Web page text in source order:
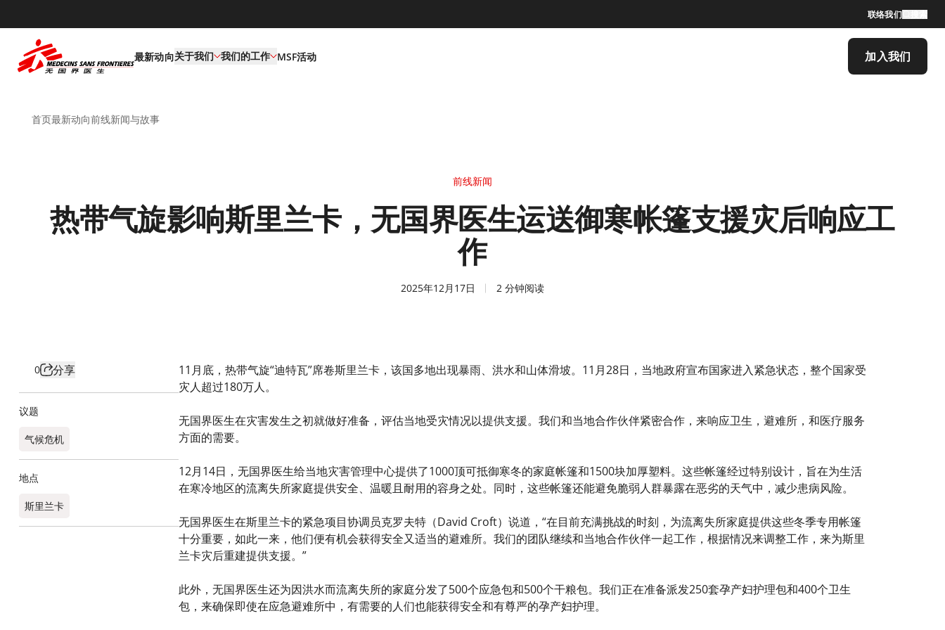
联络我们
最新动向关于我们 我们的工作 MSF活动 加入我们
首页最新动向前线新闻与故事
前线新闻
热带气旋影响斯里兰卡，无国界医生运送御寒帐篷支援灾后响应工
作
2025年12月17日 2 分钟阅读
0 分享
议题
气候危机
地点
斯里兰卡
11月底，热带气旋“迪特瓦”席卷斯里兰卡，该国多地出现暴雨、洪水和山体滑坡。11月28日，当地政府宣布国家进入紧急状态，整个国家受
灾人超过180万人。
无国界医生在灾害发生之初就做好准备，评估当地受灾情况以提供支援。我们和当地合作伙伴紧密合作，来响应卫生，避难所，和医疗服务
方面的需要。
12月14日，无国界医生给当地灾害管理中心提供了1000顶可抵御寒冬的家庭帐篷和1500块加厚塑料。这些帐篷经过特别设计，旨在为生活
在寒冷地区的流离失所家庭提供安全、温暖且耐用的容身之处。同时，这些帐篷还能避免脆弱人群暴露在恶劣的天气中，减少患病风险。
无国界医生在斯里兰卡的紧急项目协调员克罗夫特（David Croft）说道，“在目前充满挑战的时刻，为流离失所家庭提供这些冬季专用帐篷
十分重要，如此一来，他们便有机会获得安全又适当的避难所。我们的团队继续和当地合作伙伴一起工作，根据情况来调整工作，来为斯里
兰卡灾后重建提供支援。”
此外，无国界医生还为因洪水而流离失所的家庭分发了500个应急包和500个干粮包。我们正在准备派发250套孕产妇护理包和400个卫生
包，来确保即使在应急避难所中，有需要的人们也能获得安全和有尊严的孕产妇护理。